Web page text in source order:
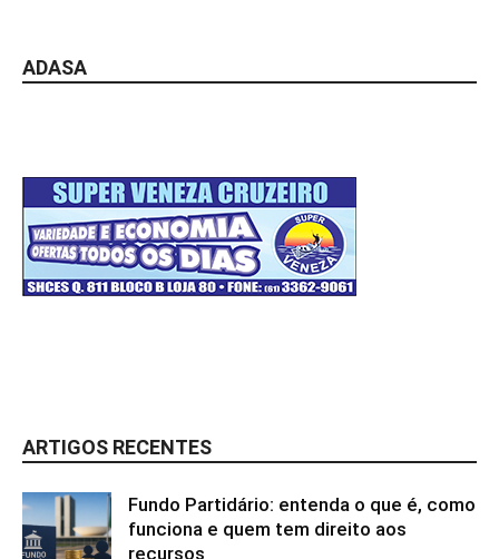
ADASA
ARTIGOS RECENTES
Fundo Partidário: entenda o que é, como
funciona e quem tem direito aos
recursos